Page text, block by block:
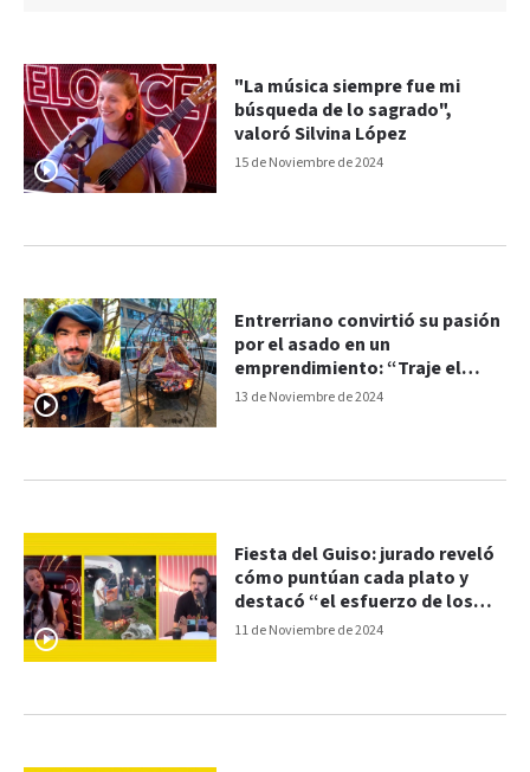
15 de Noviembre de 2024
"La música siempre fue mi
búsqueda de lo sagrado",
valoró Silvina López
13 de Noviembre de 2024
Entrerriano convirtió su pasión
por el asado en un
emprendimiento: “Traje el
interior a Buenos Aires”
11 de Noviembre de 2024
Fiesta del Guiso: jurado reveló
cómo puntúan cada plato y
destacó “el esfuerzo de los
participantes”